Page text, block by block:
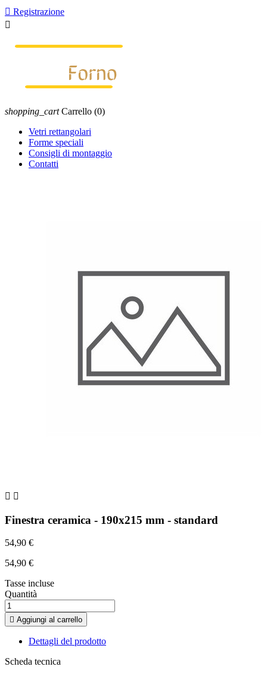
 Registrazione

shopping_cart Carrello (0)
Vetri rettangolari
Forme speciali
Consigli di montaggio
Contatti
 
Finestra ceramica - 190x215 mm - standard
54,90 €
54,90 €
Tasse incluse
Quantità
 Aggiungi al carrello
Dettagli del prodotto
Scheda tecnica